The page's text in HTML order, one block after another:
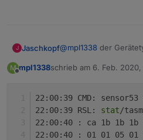
J Jaschkopf@mpl1338 der
Zähler die Leistung
deiner Rohwerte aus
Debugging.
Gruß Jaschkopf
M mpl1338schrieb am 6. Feb. 2020,
zuletzt editiert von
22:00:39 CMD: sensor53
22:00:39 RSL: stat/
22:00:40 : ca 1b 1b 1b
22:00:40 : 01 01 05 01